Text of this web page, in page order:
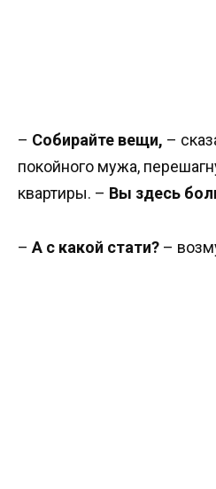
– Собирайте вещи, –
покойного мужа,
квартиры. – Вы здесь
– А с какой стати? –